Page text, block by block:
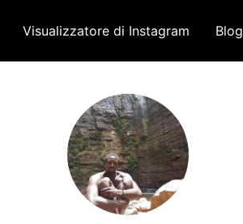
Visualizzatore di Instagram Blog